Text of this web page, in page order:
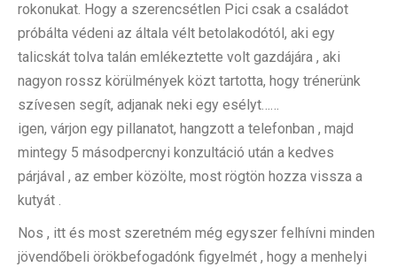
rokonukat. Hogy a szerencsétlen Pici csak a családot
próbálta védeni az általa vélt betolakodótól, aki egy
talicskát tolva talán emlékeztette volt gazdájára , aki
nagyon rossz körülmények közt tartotta, hogy trénerünk
szívesen segít, adjanak neki egy esélyt……
igen, várjon egy pillanatot, hangzott a telefonban , majd
mintegy 5 másodpercnyi konzultáció után a kedves
párjával , az ember közölte, most rögtön hozza vissza a
kutyát .
Nos , itt és most szeretném még egyszer felhívni minden
jövendőbeli örökbefogadónk figyelmét , hogy a menhelyi